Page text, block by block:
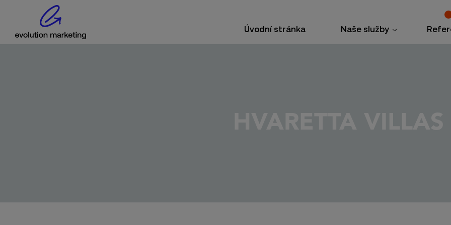
Úvodní stránka Naše služby